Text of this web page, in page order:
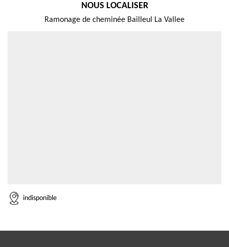
NOUS LOCALISER
Ramonage de cheminée Bailleul La Vallee
indisponible